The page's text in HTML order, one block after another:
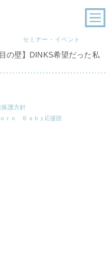
セミナー・イベント
の壁】DINKS希望だった私
護方針
ｒｅ Ｂａｂｙ応援団